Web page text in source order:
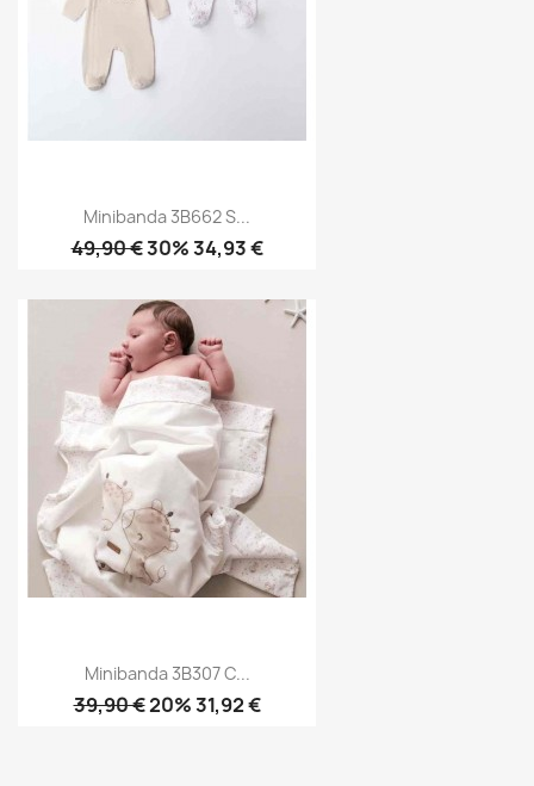
Minibanda 3B662 S...
49,90 €30% 34,93 €
Minibanda 3B307 C...
39,90 €20% 31,92 €